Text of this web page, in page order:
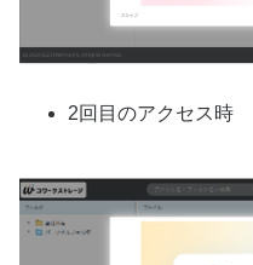
2回目のアクセス時